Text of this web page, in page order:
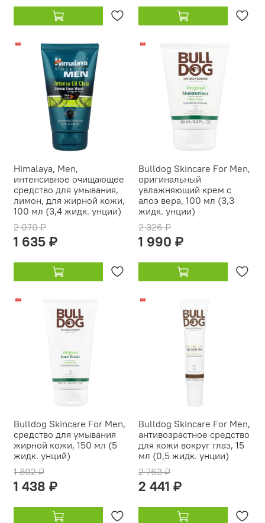
-21%
Himalaya, Men,
интенсивное очищающее
средство для умывания,
лимон, для жирной кожи,
100 мл (3,4 жидк. унции)
2 070 ₽
1 635 ₽
-14%
Bulldog Skincare For Men,
оригинальный
увлажняющий крем с
алоэ вера, 100 мл (3,3
жидк. унции)
2 326 ₽
1 990 ₽
-20%
Bulldog Skincare For Men,
средство для умывания
жирной кожи, 150 мл (5
жидк. унций)
1 802 ₽
1 438 ₽
-12%
Bulldog Skincare For Men,
антивозрастное средство
для кожи вокруг глаз, 15
мл (0,5 жидк. унции)
2 763 ₽
2 441 ₽